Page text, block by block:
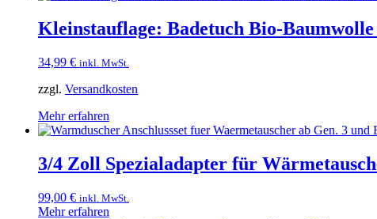
Kleinstauflage: Badetuch Bio-
34,99 € inkl. MwSt.
zzgl. Versandkosten
Mehr erfahren
3/4 Zoll Spezialadapter für
99,00 € inkl. MwSt.
Mehr erfahren